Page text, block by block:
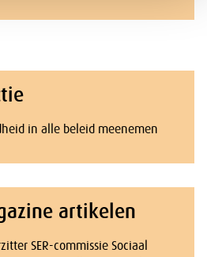
in alle beleid meenemen
artikelen
SER-commissie Sociaal